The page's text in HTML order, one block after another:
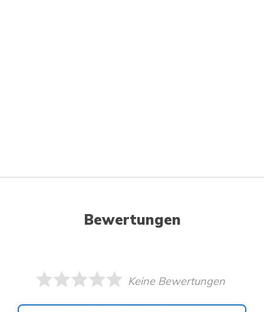
Bewertungen
Keine Bewertungen